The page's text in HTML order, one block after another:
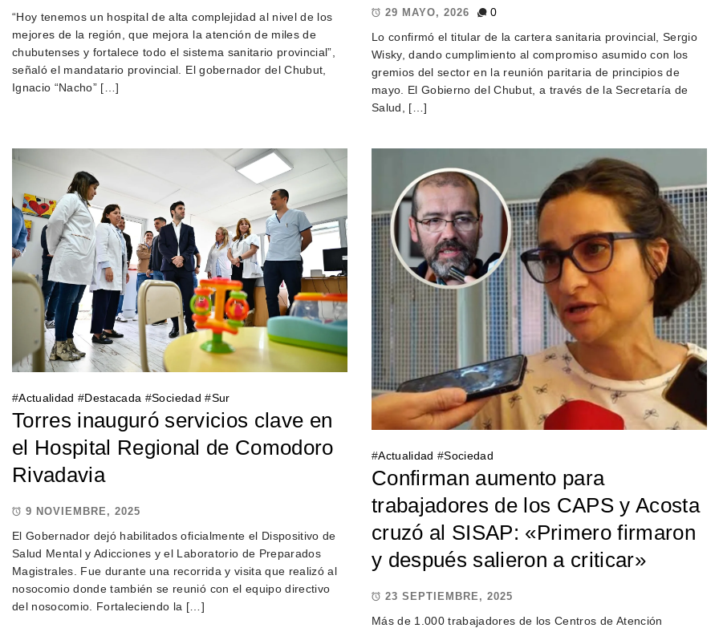
“Hoy tenemos un hospital de alta complejidad al nivel de los
mejores de la región, que mejora la atención de miles de
chubutenses y fortalece todo el sistema sanitario provincial”,
señaló el mandatario provincial. El gobernador del Chubut,
Ignacio “Nacho” […]
29 MAYO, 2026
0
Lo confirmó el titular de la cartera sanitaria provincial, Sergio
Wisky, dando cumplimiento al compromiso asumido con los
gremios del sector en la reunión paritaria de principios de
mayo. El Gobierno del Chubut, a través de la Secretaría de
Salud, […]
#Actualidad #Destacada #Sociedad #Sur
Torres inauguró servicios clave en
el Hospital Regional de Comodoro
Rivadavia
9 NOVIEMBRE, 2025
El Gobernador dejó habilitados oficialmente el Dispositivo de
Salud Mental y Adicciones y el Laboratorio de Preparados
Magistrales. Fue durante una recorrida y visita que realizó al
nosocomio donde también se reunió con el equipo directivo
del nosocomio. Fortaleciendo la […]
#Actualidad #Sociedad
Confirman aumento para
trabajadores de los CAPS y Acosta
cruzó al SISAP: «Primero firmaron
y después salieron a criticar»
23 SEPTIEMBRE, 2025
Más de 1.000 trabajadores de los Centros de Atención